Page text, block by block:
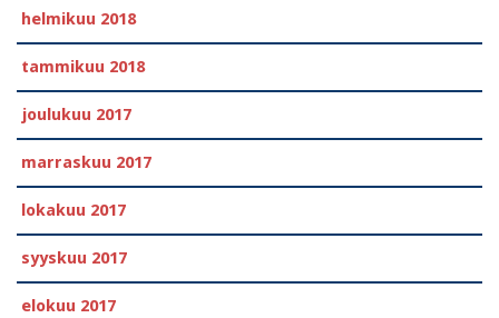
helmikuu 2018
tammikuu 2018
joulukuu 2017
marraskuu 2017
lokakuu 2017
syyskuu 2017
elokuu 2017